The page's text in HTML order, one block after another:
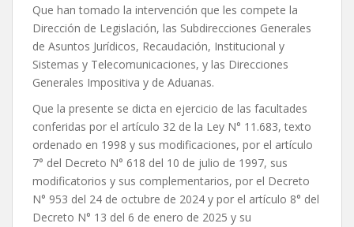
Que han tomado la intervención que les compete la
Dirección de Legislación, las Subdirecciones Generales
de Asuntos Jurídicos, Recaudación, Institucional y
Sistemas y Telecomunicaciones, y las Direcciones
Generales Impositiva y de Aduanas.
Que la presente se dicta en ejercicio de las facultades
conferidas por el artículo 32 de la Ley N° 11.683, texto
ordenado en 1998 y sus modificaciones, por el artículo
7° del Decreto N° 618 del 10 de julio de 1997, sus
modificatorios y sus complementarios, por el Decreto
N° 953 del 24 de octubre de 2024 y por el artículo 8° del
Decreto N° 13 del 6 de enero de 2025 y su